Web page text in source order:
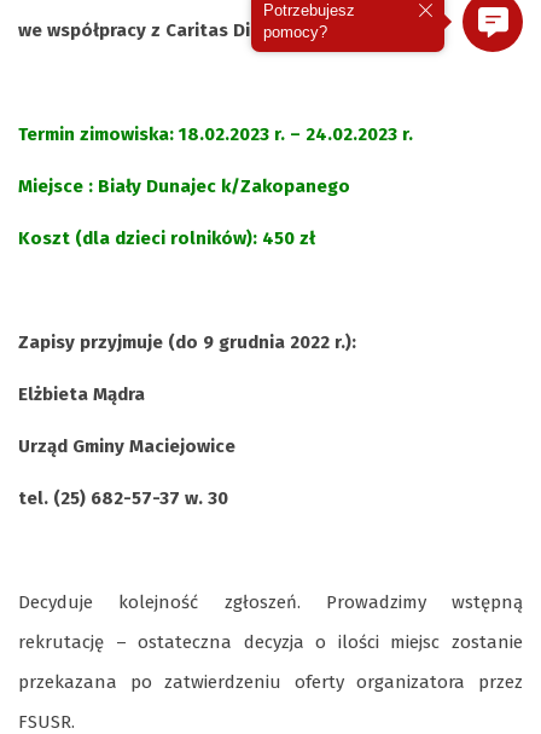
we współpracy z Caritas Diecezji Drohiczyńskiej.
Termin zimowiska: 18.02.2023 r. – 24.02.2023 r.
Miejsce : Biały Dunajec k/Zakopanego
Koszt (dla dzieci rolników): 450 zł
Zapisy przyjmuje (do 9 grudnia 2022 r.):
Elżbieta Mądra
Urząd Gminy Maciejowice
tel. (25) 682-57-37 w. 30
Decyduje kolejność zgłoszeń. Prowadzimy wstępną
rekrutację – ostateczna decyzja o ilości miejsc zostanie
przekazana po zatwierdzeniu oferty organizatora przez
FSUSR.
Potrzebujesz
pomocy?